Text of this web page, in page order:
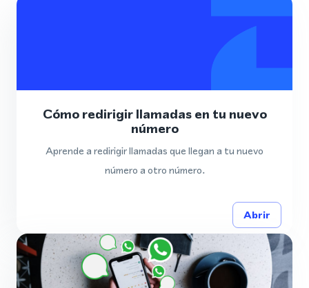
Cómo redirigir llamadas en tu nuevo
número
Aprende a redirigir llamadas que llegan a tu nuevo
número a otro número.
Abrir